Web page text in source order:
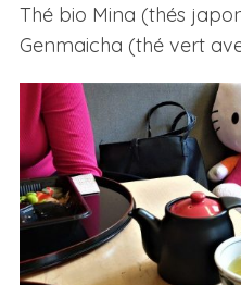
Thé bio Mina (thés
Genmaicha (thé vert